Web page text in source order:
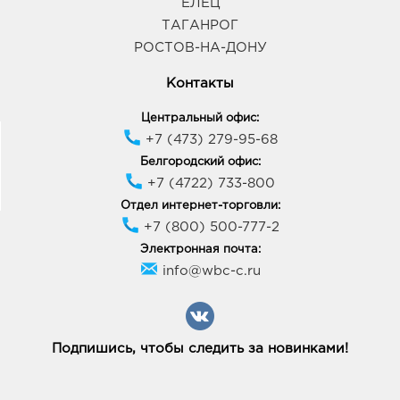
394063, Воронежская обл, г Воронеж, пр-кт
График работы:9:00 - 20:00
Воронеж Южный Полюс: руб.
394074, Воронежская обл, г Воронеж, ул
График работы:9:00 - 21:00
394068, Воронежская обл, г Воронеж, ул
График работы:
ЕЛЕЦ
ТАГАНРОГ
РОСТОВ-НА-ДОНУ
Контакты
Центральный офис:
+7 (473) 279-95-68
Белгородский офис:
+7 (4722) 733-800
Отдел интернет-торговли:
+7 (800) 500-777-2
Электронная почта:
info@wbc-c.ru
Подпишись, чтобы следить за новинками!